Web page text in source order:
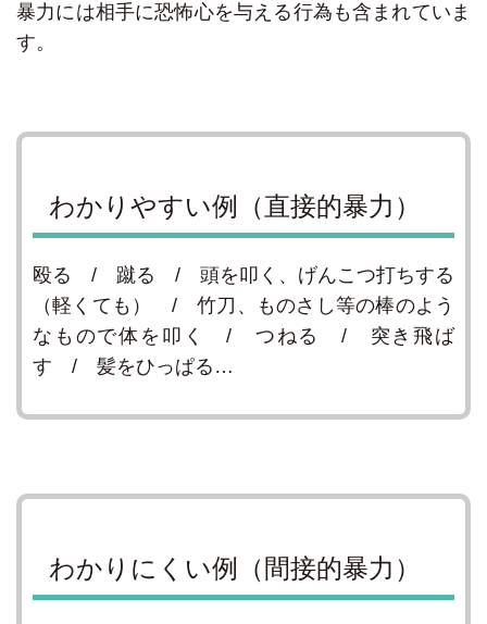
暴力には相手に恐怖心を与える行為も含まれていま
す。
わかりやすい例（直接的暴力）
殴る / 蹴る / 頭を叩く、げんこつ打ちする
（軽くても） / 竹刀、ものさし等の棒のよう
なもので体を叩く / つねる / 突き飛ば
す / 髪をひっぱる…
わかりにくい例（間接的暴力）